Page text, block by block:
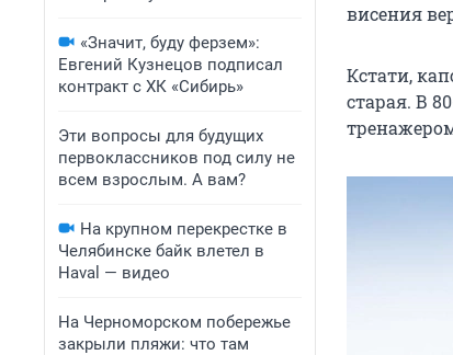
«Значит, буду ферзем»:
Евгений Кузнецов подписал
контракт с ХК «Сибирь»
Эти вопросы для будущих
первоклассников под силу не
всем взрослым. А вам?
На крупном перекрестке в
Челябинске байк влетел в
Haval — видео
На Черноморском побережье
закрыли пляжи: что там
висения
Кстати,
старая. В